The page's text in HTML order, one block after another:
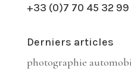
+33 (0)7 70 45 32 99
Derniers articles
photographie